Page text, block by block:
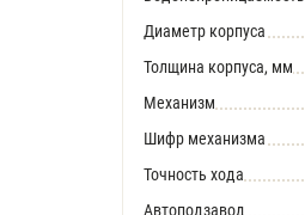
Диаметр корпуса
Толщина корпуса, мм
Механизм
Шифр механизма
Точность хода
Автоподзавод